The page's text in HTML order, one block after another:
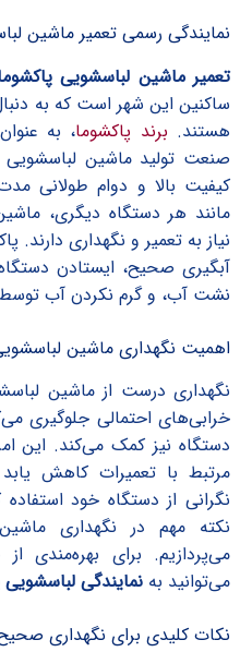
نمایندگی رسمی تعمیر ماشین
تعمیر ماشین لباسشویی
ساکنین این شهر است که به
هستند. برند پاکشوما، به
صنعت تولید ماشین لباسشویی
کیفیت بالا و دوام طولانی
مانند هر دستگاه دیگری،
نیاز به تعمیر و نگهداری دارند.
آبگیری صحیح، ایستادن
نشت آب، و گرم نکردن آب
اهمیت نگهداری ماشین
نگهداری درست از ماشین
خرابی‌های احتمالی جلوگیری
دستگاه نیز کمک می‌کند. این
مرتبط با تعمیرات کاهش
نگرانی از دستگاه خود
نکته مهم در نگهداری
می‌پردازیم. برای
می‌توانید به نمایندگی
نکات کلیدی برای نگهداری